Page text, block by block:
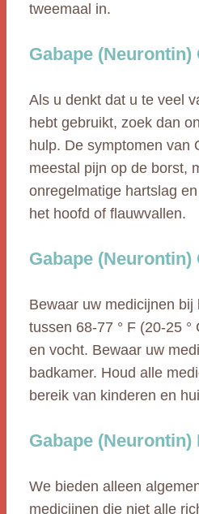
tweemaal in.
Gabape
Als u denkt dat u te veel
hebt gebruikt, zoek dan
hulp. De symptomen van
meestal pijn op de borst,
onregelmatige hartslag
het hoofd of flauwvallen.
Gabape (Neurontin)
Bewaar uw medicijnen
tussen 68-77 ° F (20-25
en vocht. Bewaar uw
badkamer. Houd alle
bereik van kinderen en
Gabape
We bieden alleen
medicijnen die niet alle